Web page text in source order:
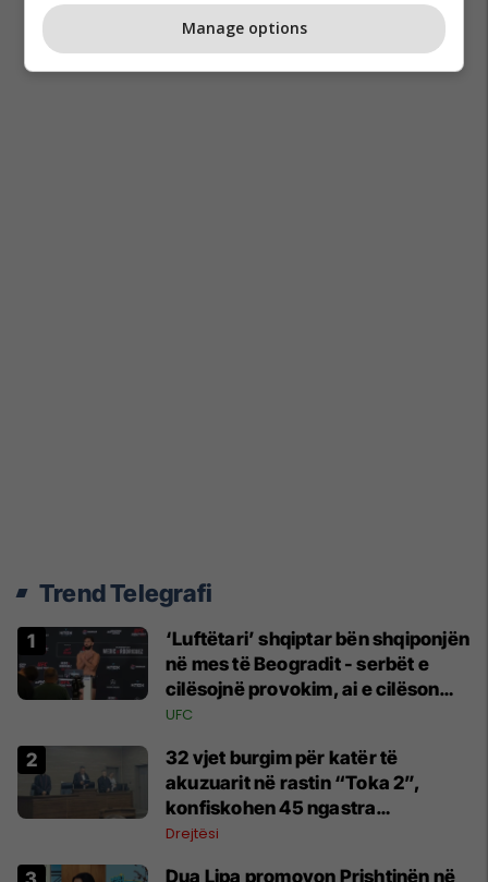
Trend Telegrafi
‘Luftëtari’ shqiptar bën shqiponjën
në mes të Beogradit - serbët e
cilësojnë provokim, ai e cilëson
simbol të identitetit
UFC
32 vjet burgim për katër të
akuzuarit në rastin “Toka 2”,
konfiskohen 45 ngastra
kadastrale
Drejtësi
Dua Lipa promovon Prishtinën në
Manage options